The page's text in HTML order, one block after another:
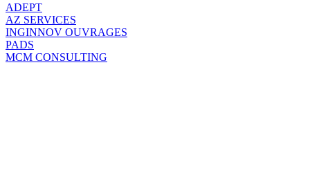
ADEPT
AZ SERVICES
INGINNOV OUVRAGES
PADS
MCM CONSULTING